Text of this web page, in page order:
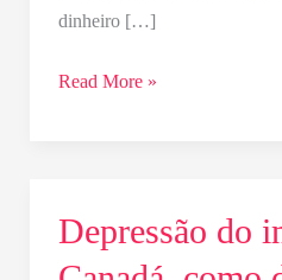
dinheiro […]
Read More »
Depressão do
Depressão